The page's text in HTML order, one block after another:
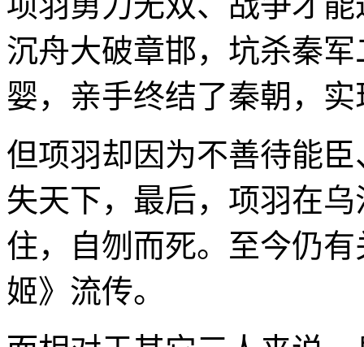
沉舟大破章邯，坑杀秦
婴，亲手终结了秦朝，
但项羽却因为不善待能
失天下，最后，项羽在
住，自刎而死。至今仍
姬》流传。